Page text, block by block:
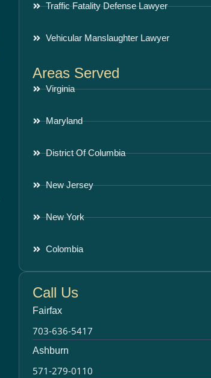
Traffic Fatality Defense Lawyer
Vehicular Manslaughter Lawyer
Areas Served
Virginia
Maryland
District Of Columbia
New Jersey
New York
Colombia
Call Us
Fairfax
703-636-5417
Ashburn
571-279-0110